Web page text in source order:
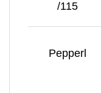
/115
Pepperl